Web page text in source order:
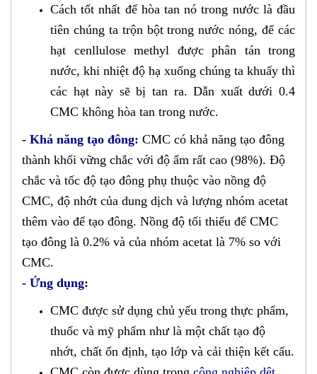
Cách tốt nhất để hòa tan nó trong nước là đầu
tiên chúng ta trộn bột trong nước nóng, để các
hạt cenllulose methyl được phân tán trong
nước, khi nhiệt độ hạ xuống chúng ta khuấy thì
các hạt này sẽ bị tan ra. Dẫn xuất dưới 0.4
CMC không hòa tan trong nước.
- Khả năng tạo đông: CMC có khả năng tạo đông
thành khối vững chắc với độ ẩm rất cao (98%). Độ
chắc và tốc độ tạo đông phụ thuộc vào nồng độ
CMC, độ nhớt của dung dịch và lượng nhóm acetat
thêm vào để tạo đông. Nồng độ tối thiểu để CMC
tạo đông là 0.2% và của nhóm acetat là 7% so với
CMC.
- Ứng dụng:
CMC được sử dụng chủ yếu trong thực phẩm,
thuốc và mỹ phẩm như là một chất tạo độ
nhớt, chất ổn định, tạo lớp và cải thiện kết cấu.